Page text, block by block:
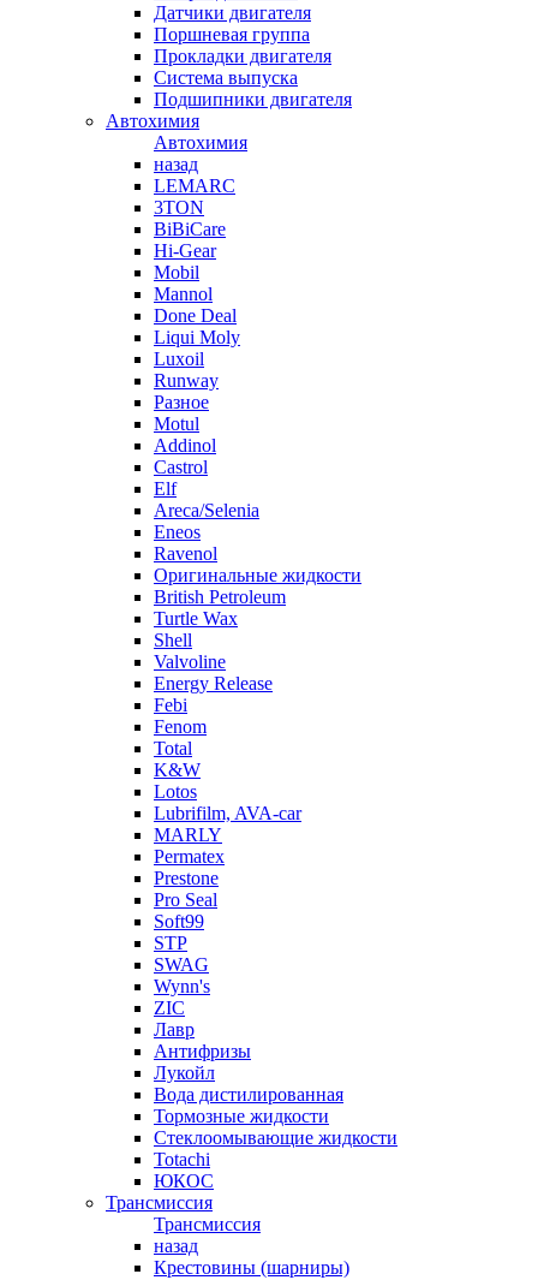
Датчики двигателя
Поршневая группа
Прокладки двигателя
Система выпуска
Подшипники двигателя
Автохимия
Автохимия
назад
LEMARC
3TON
BiBiCare
Hi-Gear
Mobil
Mannol
Done Deal
Liqui Moly
Luxoil
Runway
Разное
Motul
Addinol
Castrol
Elf
Areca/Selenia
Eneos
Ravenol
Оригинальные жидкости
British Petroleum
Turtle Wax
Shell
Valvoline
Energy Release
Febi
Fenom
Total
K&W
Lotos
Lubrifilm, AVA-car
MARLY
Permatex
Prestone
Pro Seal
Soft99
STP
SWAG
Wynn's
ZIC
Лавр
Антифризы
Лукойл
Вода дистилированная
Тормозные жидкости
Стеклоомывающие жидкости
Totachi
ЮКОС
Трансмиссия
Трансмиссия
назад
Крестовины (шарниры)